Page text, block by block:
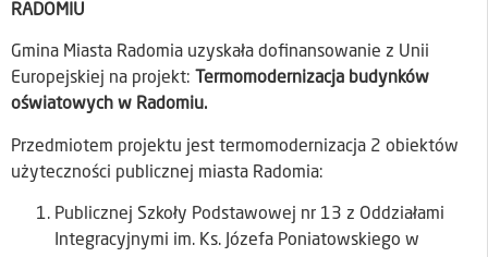
RADOMIU
Gmina Miasta Radomia uzyskała dofinansowanie z Unii
Europejskiej na projekt: Termomodernizacja budynków
oświatowych w Radomiu.
Przedmiotem projektu jest termomodernizacja 2 obiektów
użyteczności publicznej miasta Radomia:
Publicznej Szkoły Podstawowej nr 13 z Oddziałami
Integracyjnymi im. Ks. Józefa Poniatowskiego w